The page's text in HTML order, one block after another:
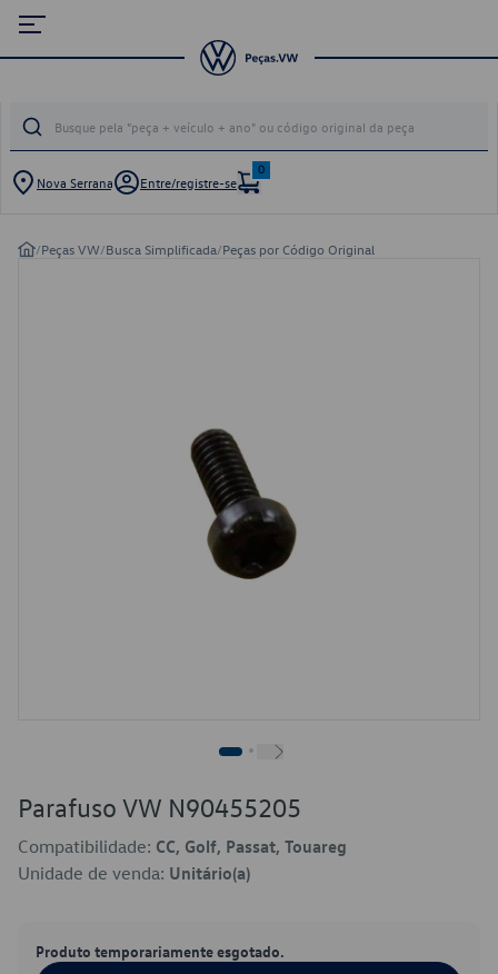
Nova Serrana Entre/registre-se
0
/Peças VW/Busca Simplificada/Peças por Código Original
Parafuso VW N90455205
Compatibilidade: CC, Golf, Passat, Touareg
Unidade de venda: Unitário(a)
Produto temporariamente esgotado.